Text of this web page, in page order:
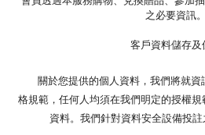
之必要資訊。
客戶資料儲存及
關於您提供的個人資料，我們將就資
格規範，任何人均須在我們明定的授權
資料。我們針對資料安全設備投